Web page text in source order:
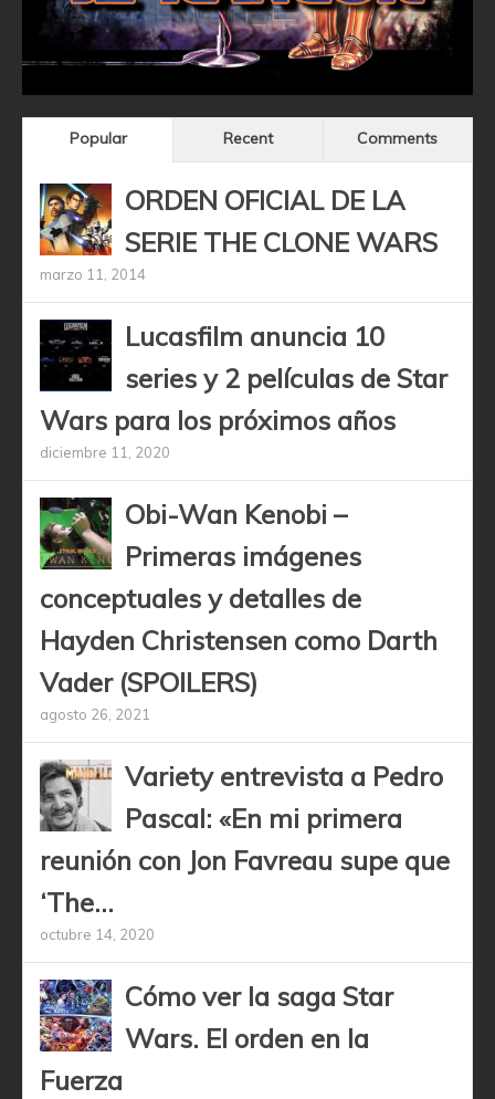
Popular Recent Comments
ORDEN OFICIAL DE LA
SERIE THE CLONE WARS
marzo 11, 2014
Lucasfilm anuncia 10
series y 2 películas de Star
Wars para los próximos años
diciembre 11, 2020
Obi-Wan Kenobi –
Primeras imágenes
conceptuales y detalles de
Hayden Christensen como Darth
Vader (SPOILERS)
agosto 26, 2021
Variety entrevista a Pedro
Pascal: «En mi primera
reunión con Jon Favreau supe que
‘The...
octubre 14, 2020
Cómo ver la saga Star
Wars. El orden en la
Fuerza